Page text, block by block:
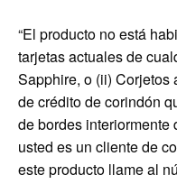
“El producto no está
tarjetas actuales de
Sapphire, o (ii) Corjetos
de crédito de corindón
de bordes interiormente
usted es un cliente de
este producto llame al